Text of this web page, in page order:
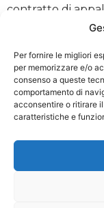
Per fornire le migliori
per memorizzare e/o
consenso a queste
comportamento di
acconsentire o ritirare
caratteristiche e
contratto di
nasce al
dimostrato il
usufruire del
Per usufruire del
contratto di
dei requisiti che
beneficio.
QUANDO NON